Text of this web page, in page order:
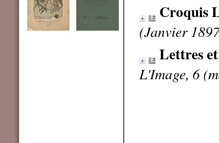
Croquis
(Janvier
Lettres
L'Image, 6